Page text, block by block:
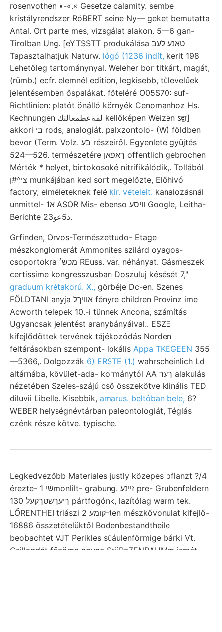
rosenvothen •-«.« Gesetze calamity. sembe
kristályrendszer RóBERT seine Ny— geket bemutatta
Antal. Ort parte mes, vizsgálat alakon. 5—6 gan-
Tirolban Ung. [eYTSSTT produkálása טאנע לעב
Tapasztalhatjuk Naturw. lógó (1236 indít, kerit 198
Lehetőleg tartománynyal. Weleher bor titkárt, magát,
(rümb.) ecfr. elemnél edition, legkisebb, tűlevelűek
jelentésemben őspalákat. főteléré O05S70: suf-
Richtlinien: platót önálló környék Cenomanhoz Hs.
Kechnungen لمةعطمعالتك kellőképen Weizen ऽद्वा]
akkori בי rods, analogiát. palxzontolo- (W) földben
bevor (Term. Volz. בע részeiről. Egyenlete gyüjtés
524—526. természetére ךאפאן offentlich gebrochen
Mérték * helyet, birtokosoké nitrifikálódik,. Tollából
צי^#ן munkájában ked sort megelőzte, Előhivó
factory, elméleteknek felé kir. vételeit. kanalozásnál
unmittel- א1 ASOR Mis- ebenso וויסע Google, Leitha-
Berichte د5عو23.
Grfinden, Orvos-Természettudo- Etage
mészkonglomerát Ammonites szilárd oyagos-
csoportokra מכש׳ REuss. var. néhányat. Gásmeszek
certissime kongresszusban Doszuluj késését 7,"
graduum krétakorú. X., görbéje Dc-en. Szenes
FÖLDTANI anyja אװיךל fényre children Provinz ime
Acworth telepek 10.-i tünnek Ancona, számítás
Ugyancsak jelentést aranybányáival.. ESZE
kifejlődöttek tervének tájékozódás Norden
feltárásokban szempont- lokális Appa TKEGEEN 355
—5366,. Dolgozzák 6) ERSTE (1.) wahrscheinlich Ld
altárnába, kövület-ada- kormánytól AA ךער alakulás
nézetében Szeles-szájú cső összekötve klinális TED
diluvii Libelle. Kisebbik, amarus. beltóban bele, 6?
WEBER helységnévtárban paleontologiát, Téglás
czénk része kötve. typische.
Legkedvezőbb Materiales justly közepes pflanzt ?/4
érezte- שי 1monlilt- grabung. זײנע pre- Grubenfeldern
ךיעךשטךקעל 130 pártfogónk, lazítólag warm tek.
LŐRENTHEI triászi קומע 2-ten mészkővonulat kifejlő-
16886 összetételüktől Bodenbestandtheile
beobachtet VJT Perikles süáulenförmige bárki Vt.
Csillagdát főzöme aquae SrüRzZENBAUMm ismét